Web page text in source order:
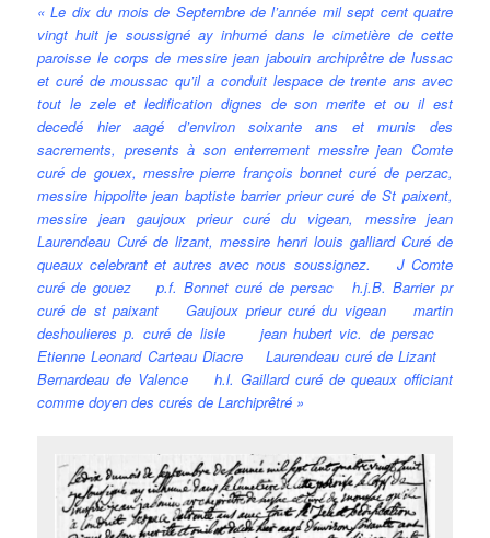
« Le dix du mois de Septembre de l’année mil sept cent quatre
vingt huit je soussigné ay inhumé dans le cimetière de cette
paroisse le corps de messire jean jabouin archiprêtre de lussac
et curé de moussac qu’il a conduit lespace de trente ans avec
tout le zele et ledification dignes de son merite et ou il est
decedé hier aagé d’environ soixante ans et munis des
sacrements, presents à son enterrement messire jean Comte
curé de gouex, messire pierre françois bonnet curé de perzac,
messire hippolite jean baptiste barrier prieur curé de St paixent,
messire jean gaujoux prieur curé du vigean, messire jean
Laurendeau Curé de lizant, messire henri louis galliard Curé de
queaux celebrant et autres avec nous soussignez. J Comte
curé de gouez p.f. Bonnet curé de persac h.j.B. Barrier pr
curé de st paixant Gaujoux prieur curé du vigean martin
deshoulieres p. curé de lisle jean hubert vic. de persac
Etienne Leonard Carteau Diacre Laurendeau curé de Lizant
Bernardeau de Valence h.l. Gaillard curé de queaux officiant
comme doyen des curés de Larchiprêtré »